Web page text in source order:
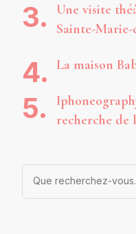
Une visite
Sainte-
La maison
recherche de
Vous